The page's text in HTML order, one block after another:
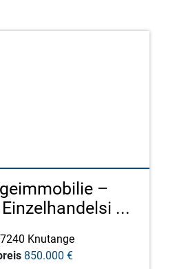
–
...
Knutange
850.000 €